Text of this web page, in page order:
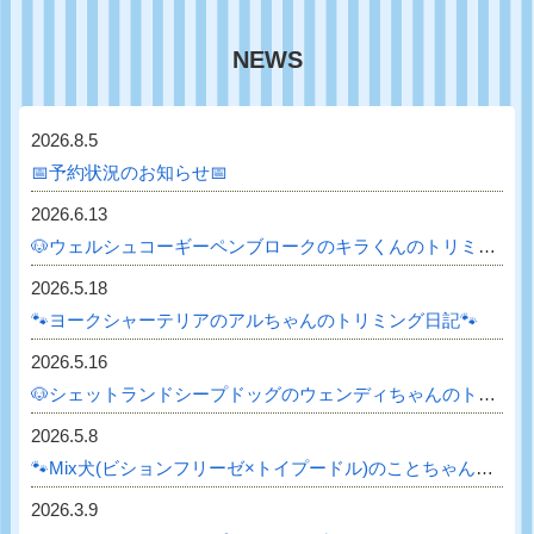
NEWS
2026.8.5
📅予約状況のお知らせ📅
2026.6.13
🐶ウェルシュコーギーペンブロークのキラくんのトリミング日記🐶
2026.5.18
🐾ヨークシャーテリアのアルちゃんのトリミング日記🐾
2026.5.16
🐶シェットランドシープドッグのウェンディちゃんのトリミング日記🐶
2026.5.8
🐾Mix犬(ビションフリーゼ×トイプードル)のことちゃんのトリミング日記🐾
2026.3.9